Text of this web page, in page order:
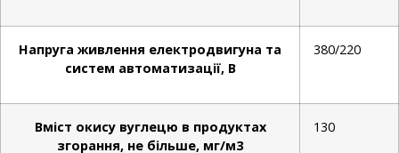
Напруга живлення електродвигуна та
систем автоматизації, В
380/220
Вміст окису вуглецю в продуктах
згорання, не більше, мг/м3
130